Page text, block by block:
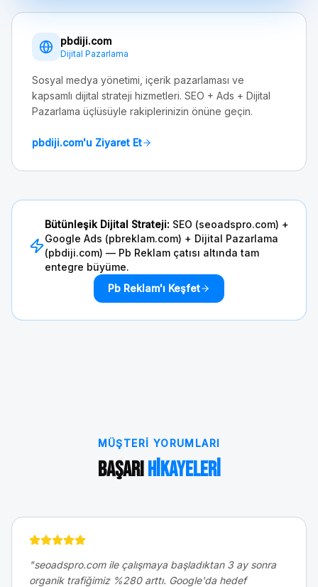
pbdiji.com
Dijital Pazarlama
Sosyal medya yönetimi, içerik pazarlaması ve
kapsamlı dijital strateji hizmetleri. SEO + Ads + Dijital
Pazarlama üçlüsüyle rakiplerinizin önüne geçin.
pbdiji.com'u Ziyaret Et
Bütünleşik Dijital Strateji: SEO (seoadspro.com) +
Google Ads (pbreklam.com) + Dijital Pazarlama
(pbdiji.com) — Pb Reklam çatısı altında tam
entegre büyüme.
Pb Reklam'ı Keşfet
MÜŞTERI YORUMLARI
BaşarıHikayeleri
"seoadspro.com ile çalışmaya başladıktan 3 ay sonra
organik trafiğimiz %280 arttı. Google'da hedef